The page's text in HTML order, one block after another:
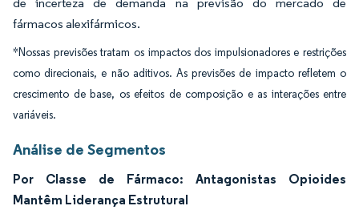
fármacos alexifármicos.
*Nossas previsões tratam os impactos dos impulsionadores e restrições
como direcionais, e não aditivos. As previsões de impacto refletem o
crescimento de base, os efeitos de composição e as interações entre
variáveis.
Análise de Segmentos
Por Classe de Fármaco: Antagonistas Opioides
Mantêm Liderança Estrutural